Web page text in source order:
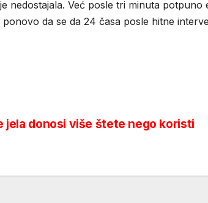
nedostajala. Već posle tri minuta
da se da 24 časa posle hitne
jela donosi više štete nego koristi